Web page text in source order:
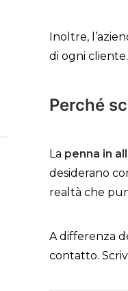
Inoltre,
di ogni cliente.
Perché
La penna in
desiderano
realtà che
A differenza
contatto.